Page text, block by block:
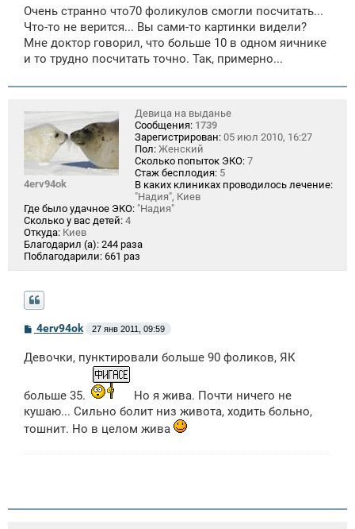
б
щ
е
н
и
Очень странно что70 фоликулов смогли посчитать...
Что-то не верится... Вы сами-то картинки видели?
Мне доктор говорил, что больше 10 в одном яичнике
и то трудно посчитать точно. Так, примерно...
4erv94ok
Девица на выданье
Сообщения: 1739
Зарегистрирован: 05 июл 2010, 16:27
Пол: Женский
Сколько попыток ЭКО: 7
Стаж бесплодия: 5
В каких клиниках проводилось лечение:
"Надия", Киев
Где было удачное ЭКО: "Надия"
Сколько у вас детей: 4
Откуда: Киев
Благодарил (а): 244 раза
Поблагодарили: 661 раз
С
б
н
е
4erv94ok 27 янв 2011, 09:59
Девочки, пунктировали больше 90 фоликов, ЯК
больше 35.
Но я жива. Почти ничего не
кушаю... Сильно болит низ живота, ходить больно,
тошнит. Но в целом жива